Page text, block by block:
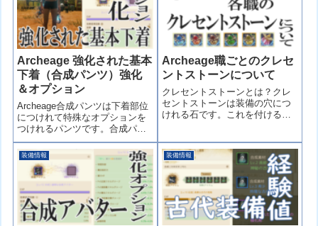
Archeage 強化された基本
下着（合成パンツ）強化
＆オプション
Archeage合成パンツは下着部位
につけれて特殊なオプションを
つけれるパンツです。合成パン
ツの入手方法、強化必要経験
値、強化オプションについて書
いています。これから合成パン
ツを作る人は一度確認しておく
と良いでしょう。合成パンツは
太初まで強化でき、とても強力
なオプションを手に入れること
だできます。
Archeage職ごとのクレセ
ントストーンについて
クレセントストーンとは？クレ
セントストーンは装備の穴につ
けれる石です。これを付けるこ
備によってつけれる種類とつけ
れない種類があります。そこ
で、職（火力、ヒーラー笛、タ
ンクデバフ）ごとにおすすめの
クレセントストーンについて説
明します。
装備情報 装備情報